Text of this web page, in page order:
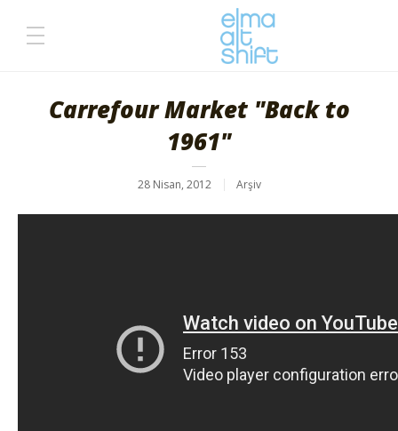
Carrefour Market "Back to
1961"
28 Nisan, 2012 Arşiv